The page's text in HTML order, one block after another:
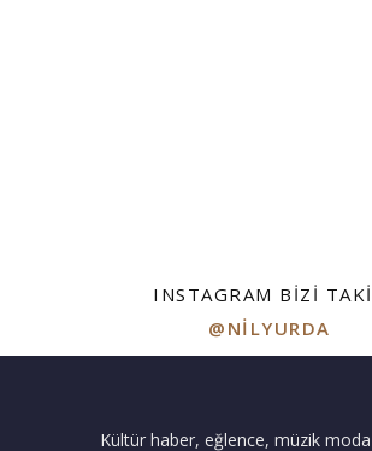
INSTAGRAM BIZI
@NILYURDA
Kültür haber, eğlence, müzik